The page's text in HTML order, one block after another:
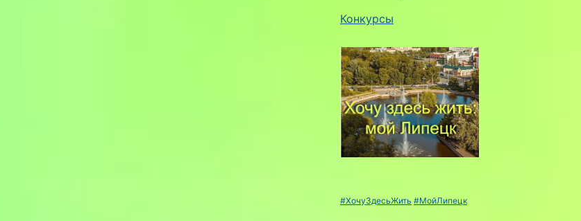
Конкурсы
#ХочуЗдесьЖить #МойЛипецк